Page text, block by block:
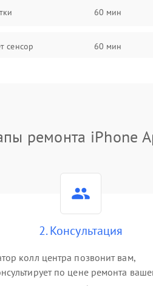
60 мин
сенсор 60 мин
Face ID
ремонта iPhone
2. Консультация
колл центра позвонит вам,
по цене ремонта